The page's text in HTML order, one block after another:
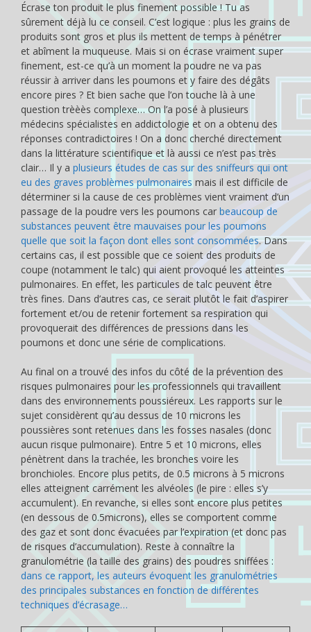
Écrase ton produit le plus finement possible ! Tu as
sûrement déjà lu ce conseil. C’est logique : plus les grains de
produits sont gros et plus ils mettent de temps à pénétrer
et abîment la muqueuse. Mais si on écrase vraiment super
finement, est-ce qu’à un moment la poudre ne va pas
réussir à arriver dans les poumons et y faire des dégâts
encore pires ? Et bien sache que l’on touche là à une
question trèèès complexe… On l’a posé à plusieurs
médecins spécialistes en addictologie et on a obtenu des
réponses contradictoires ! On a donc cherché directement
dans la littérature scientifique et là aussi ce n’est pas très
clair… Il y a plusieurs études de cas sur des sniffeurs qui ont
eu des graves problèmes pulmonaires mais il est difficile de
déterminer si la cause de ces problèmes vient vraiment d’un
passage de la poudre vers les poumons car beaucoup de
substances peuvent être mauvaises pour les poumons
quelle que soit la façon dont elles sont consommées. Dans
certains cas, il est possible que ce soient des produits de
coupe (notamment le talc) qui aient provoqué les atteintes
pulmonaires. En effet, les particules de talc peuvent être
très fines. Dans d’autres cas, ce serait plutôt le fait d’aspirer
fortement et/ou de retenir fortement sa respiration qui
provoquerait des différences de pressions dans les
poumons et donc une série de complications.
Au final on a trouvé des infos du côté de la prévention des
risques pulmonaires pour les professionnels qui travaillent
dans des environnements poussiéreux. Les rapports sur le
sujet considèrent qu’au dessus de 10 microns les
poussières sont retenues dans les fosses nasales (donc
aucun risque pulmonaire). Entre 5 et 10 microns, elles
pénètrent dans la trachée, les bronches voire les
bronchioles. Encore plus petits, de 0.5 microns à 5 microns
elles atteignent carrément les alvéoles (le pire : elles s’y
accumulent). En revanche, si elles sont encore plus petites
(en dessous de 0.5microns), elles se comportent comme
des gaz et sont donc évacuées par l’expiration (et donc pas
de risques d’accumulation). Reste à connaître la
granulométrie (la taille des grains) des poudres sniffées :
dans ce rapport, les auteurs évoquent les granulométries
des principales substances en fonction de différentes
techniques d’écrasage…